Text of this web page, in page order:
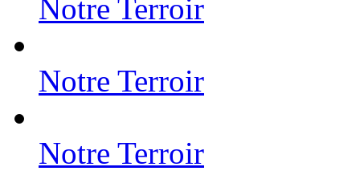
Notre Terroir
Notre Terroir
Notre Terroir